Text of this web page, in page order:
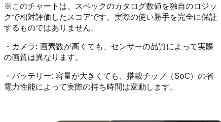
※ このチャートは、スペックのカタログ数値を独自のロジッ
クで相対評価したスコアです。実際の使い勝手を完全に保証
するものではありません。
・ カメラ: 画素数が高くても、センサーの品質によって実際
の画質は異なります。
・ バッテリー: 容量が大きくても、搭載チップ（SoC）の省
電力性能によって実際の持ち時間は変動します。